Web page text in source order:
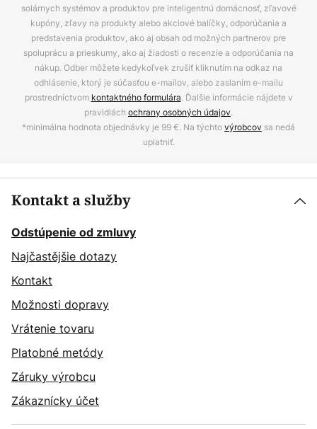
solárnych systémov a produktov pre inteligentnú domácnosť, zľavové
kupóny, zľavy na produkty alebo akciové balíčky, odporúčania a
predstavenia produktov, ako aj obsah od možných partnerov pre
spoluprácu a prieskumy, ako aj žiadosti o recenzie a odporúčania na
nákup. Odber môžete kedykoľvek zrušiť kliknutím na odkaz na
odhlásenie, ktorý je súčasťou e-mailov, alebo zaslaním e-mailu
prostredníctvom kontaktného formulára. Ďalšie informácie nájdete v
pravidlách ochrany osobných údajov.
*minimálna hodnota objednávky je 99 €. Na týchtovýrobcov sa nedá
uplatniť.
Kontakt a služby
Odstúpenie od zmluvy
Najčastějšie dotazy
Kontakt
Možnosti dopravy
Vrátenie tovaru
Platobné metódy
Záruky výrobcu
Zákaznícky účet